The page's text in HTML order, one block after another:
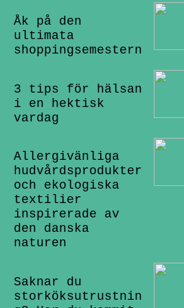
Åk på den
ultimata
shoppingsemestern
3 tips för hälsan
i en hektisk
vardag
Allergivänliga
hudvårdsprodukter
och ekologiska
textilier
inspirerade av
den danska
naturen
Saknar du
storköksutrustnin